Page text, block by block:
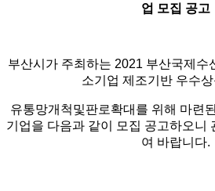
업 모집 공고
부산시가 주최하는 2021 부산국제수
소기업 제조기반 우수
유통망개척및판로확대를 위해 마련
기업을 다음과 같이 모집 공고하오니
여 바랍니다.